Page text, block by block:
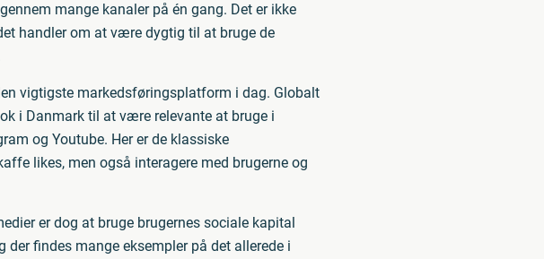
mange kanaler på én gang. Det er ikke
handler om at være dygtig til at bruge de
vigtigste markedsføringsplatform i dag. Globalt
i Danmark til at være relevante at bruge i
og Youtube. Her er de klassiske
likes, men også interagere med brugerne og
er dog at bruge brugernes sociale kapital
findes mange eksempler på det allerede i